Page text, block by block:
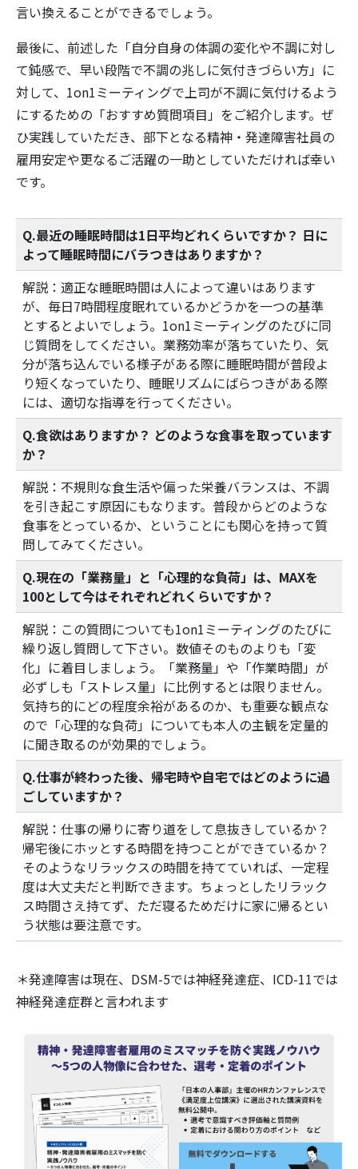
言い換えることができるでしょう。
最後に、前述した「自分自身の体調の変化や不調に対し
て鈍感で、早い段階で不調の兆しに気付きづらい方」に
対して、1on1ミーティングで上司が不調に気付けるよう
にするための「おすすめ質問項目」をご紹介します。ぜ
ひ実践していただき、部下となる精神・発達障害社員の
雇用安定や更なるご活躍の一助としていただければ幸い
です。
Q.最近の睡眠時間は1日平均どれくらいですか？ 日に
よって睡眠時間にバラつきはありますか？
解説：適正な睡眠時間は人によって違いはあります
が、毎日7時間程度眠れているかどうかを一つの基準
とするとよいでしょう。1on1ミーティングのたびに同
じ質問をしてください。業務効率が落ちていたり、気
分が落ち込んでいる様子がある際に睡眠時間が普段よ
り短くなっていたり、睡眠リズムにばらつきがある際
には、適切な指導を行ってください。
Q.食欲はありますか？ どのような食事を取っています
か？
解説：不規則な食生活や偏った栄養バランスは、不調
を引き起こす原因にもなります。普段からどのような
食事をとっているか、ということにも関心を持って質
問してみてください。
Q.現在の「業務量」と「心理的な負荷」は、MAXを
100として今はそれぞれどれくらいですか？
解説：この質問についても1on1ミーティングのたびに
繰り返し質問して下さい。数値そのものよりも「変
化」に着目しましょう。「業務量」や「作業時間」が
必ずしも「ストレス量」に比例するとは限りません。
気持ち的にどの程度余裕があるのか、も重要な観点な
ので「心理的な負荷」についても本人の主観を定量的
に聞き取るのが効果的でしょう。
Q.仕事が終わった後、帰宅時や自宅ではどのように過
ごしていますか？
解説：仕事の帰りに寄り道をして息抜きしているか？
帰宅後にホッとする時間を持つことができているか？
そのようなリラックスの時間を持てていれば、一定程
度は大丈夫だと判断できます。ちょっとしたリラック
ス時間さえ持てず、ただ寝るためだけに家に帰るとい
う状態は要注意です。
＊発達障害は現在、DSM-5では神経発達症、ICD-11では
神経発達症群と言われます